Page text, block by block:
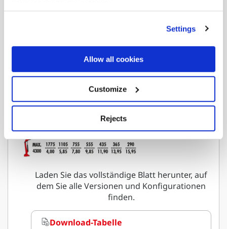
Settings
Allow all cookies
Customize
Rejects
Downloadbereich
Maximale hydraulische
Reichweite
F85B.2.25
Laden Sie das vollständige Blatt herunter, auf
dem Sie alle Versionen und Konfigurationen
finden.
Download-Tabelle